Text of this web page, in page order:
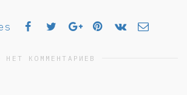
НЕТ КОММЕНТАРИЕВ